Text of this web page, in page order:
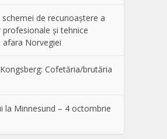
schemei de recunoaștere a
profesionale și tehnice
Norvegiei
Cofetăria/brutăria
la Minnesund – 4 octombrie